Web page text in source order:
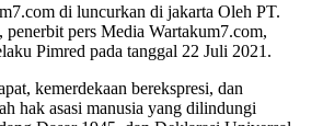
di luncurkan di jakarta Oleh PT.
pers Media Wartakum7.com,
Pimred pada tanggal 22 Juli 2021.
kemerdekaan berekspresi, dan
hak asasi manusia yang dilindungi